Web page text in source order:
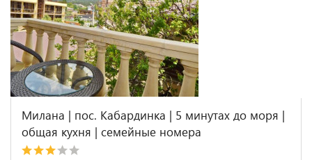
Милана | пос. Кабардинка | 5 минутах до моря |
общая кухня | cемейные номера